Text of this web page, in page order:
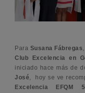
Para Susana Fábregas
Club Excelencia en
iniciado hace más de
José, hoy se ve
Excelencia EFQM